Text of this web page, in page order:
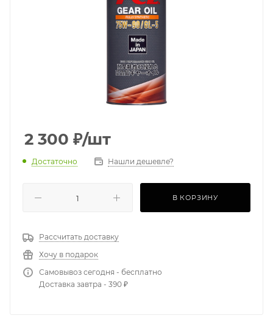
2 300 ₽/шт
Достаточно Нашли дешевле?
В КОРЗИНУ
Рассчитать доставку
Хочу в подарок
Самовывоз сегодня - бесплатно
Доставка завтра - 390 ₽